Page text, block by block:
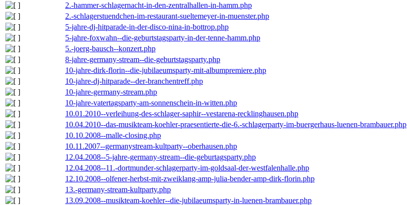
2.-hammer-schlagernacht-in-den-zentralhallen-in-hamm.php
2.-schlagerstuendchen-im-restaurant-sueltemeyer-in-muenster.php
5-jahre-dj-hitparade-in-der-disco-nina-in-bottrop.php
5-jahre-foxwahn--die-geburtstagsparty-in-der-tenne-hamm.php
5.-joerg-bausch--konzert.php
8-jahre-germany-stream--die-geburtstagsparty.php
10-jahre-dirk-florin--die-jubilaeumsparty-mit-albumpremiere.php
10-jahre-dj-hitparade--der-branchentreff.php
10-jahre-germany-stream.php
10-jahre-vatertagsparty-am-sonnenschein-in-witten.php
10.01.2010--verleihung-des-schlager-saphir--vestarena-recklinghausen.php
10.04.2010--das-musikteam-koehler-praesentierte-die-6.-schlagerparty-im-buergerhaus-luenen-brambauer.php
10.10.2008--malle-closing.php
10.11.2007--germanystream-kultparty--oberhausen.php
12.04.2008--5-jahre-germany-stream--die-geburtagsparty.php
12.04.2008--11.-dortmunder-schlagerparty-im-goldsaal-der-westfalenhalle.php
12.10.2008--olfener-herbst-mit-zweiklang-amp-julia-bender-amp-dirk-florin.php
13.-germany-stream-kultparty.php
13.09.2008--musikteam-koehler--die-jubilaeumsparty-in-luenen-brambauer.php